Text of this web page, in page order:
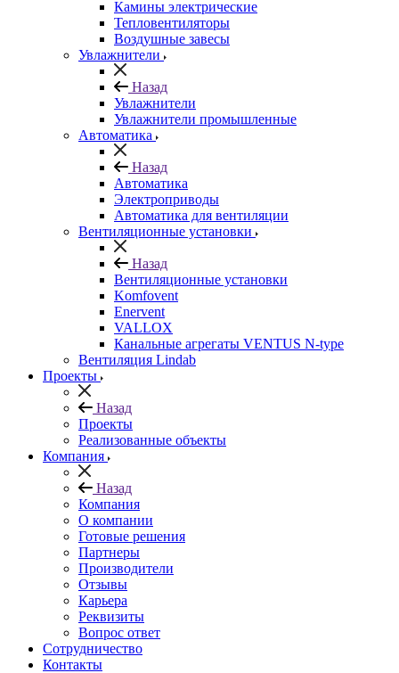
Камины электрические
Тепловентиляторы
Воздушные завесы
Увлажнители
Назад
Увлажнители
Увлажнители промышленные
Автоматика
Назад
Автоматика
Электроприводы
Автоматика для вентиляции
Вентиляционные установки
Назад
Вентиляционные установки
Komfovent
Enervent
VALLOX
Канальные агрегаты VENTUS N-type
Вентиляция Lindab
Проекты
Назад
Проекты
Реализованные объекты
Компания
Назад
Компания
О компании
Готовые решения
Партнеры
Производители
Отзывы
Карьера
Реквизиты
Вопрос ответ
Сотрудничество
Контакты